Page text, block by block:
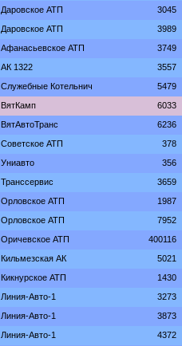
Даровское АТП 3045
Даровское АТП 3989
Афанасьевское АТП 3749
АК 1322 3557
Служебные Котельнич 5479
ВятКамп 6033
ВятАвтоТранс 6236
Советское АТП 378
Униавто 356
Транссервис 3659
Орловское АТП 1987
Орловское АТП 7952
Оричевское АТП 400116
Кильмезская АК 5021
Кикнурское АТП 1430
Линия-Авто-1 3273
Линия-Авто-1 3873
Линия-Авто-1 4372